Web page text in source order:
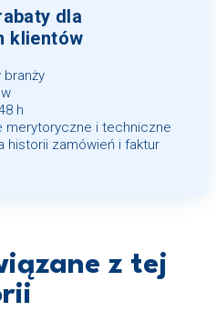
dla
klientów
branży
h
merytoryczne i techniczne
historii zamówień i faktur
z tej